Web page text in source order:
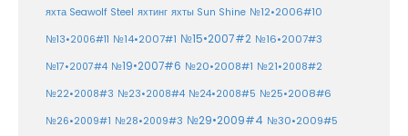
яхта Seawolf Steel яхтинг яхты Sun Shine №12•2006#10
№13•2006#11 №14•2007#1 №15•2007#2 №16•2007#3
№17•2007#4 №19•2007#6 №20•2008#1 №21•2008#2
№22•2008#3 №23•2008#4 №24•2008#5 №25•2008#6
№26•2009#1 №28•2009#3 №29•2009#4 №30•2009#5